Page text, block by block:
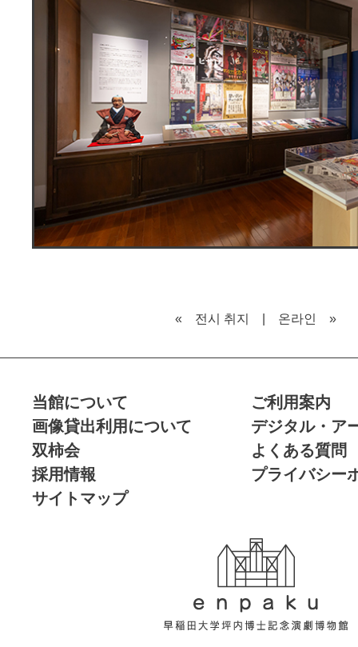
« 전시 취지 온라인 »
当館について
ご利用案内
画像貸出利用について
デジタル・ア
双柿会
よくある質問
採用情報
プライバシー
サイトマップ